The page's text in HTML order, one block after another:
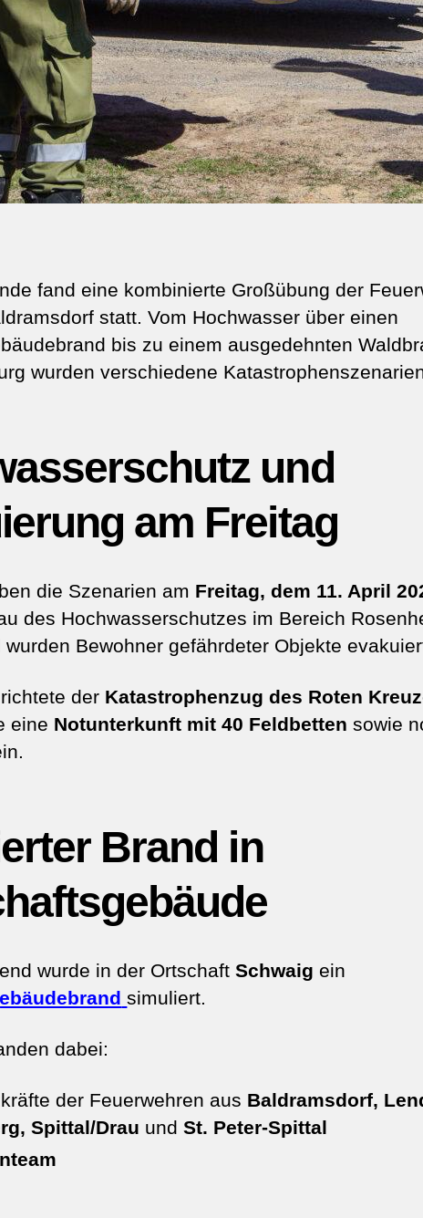
fand eine kombinierte Großübung der
statt. Vom Hochwasser über einen
bis zu einem ausgedehnten
wurden verschiedene
und
am Freitag
die Szenarien am Freitag, dem 11. April
des Hochwasserschutzes im Bereich
Bewohner gefährdeter Objekte
der Katastrophenzug des Roten
eine Notunterkunft mit 40 Feldbetten sowie
Brand in
wurde in der OrtschaftSchwaig ein
simuliert.
dabei:
der Feuerwehren aus Baldramsdorf,
Spittal/Drau undSt. Peter-Spittal